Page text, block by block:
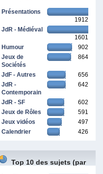
Présentations
1912
JdR - Médiéval
1601
Humour
902
Jeux de
Sociétés
864
JdF - Autres
656
JdR -
Contemporain
642
JdR - SF
602
Jeux de Rôles
591
Jeux vidéos
497
Calendrier
426
Top 10 des sujets (par